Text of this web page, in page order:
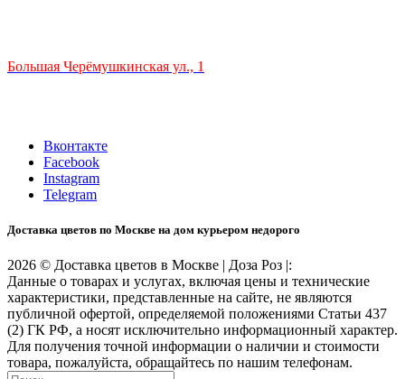
Большая Черёмушкинская ул., 1
Вконтакте
Facebook
Instagram
Telegram
Доставка цветов по Москве на дом курьером недорого
2026 © Доставка цветов в Москве | Доза Роз |:
Данные о товарах и услугах, включая цены и технические
характеристики, представленные на сайте, не являются
публичной офертой, определяемой положениями Статьи 437
(2) ГК РФ, а носят исключительно информационный характер.
Для получения точной информации о наличии и стоимости
товара, пожалуйста, обращайтесь по нашим телефонам.